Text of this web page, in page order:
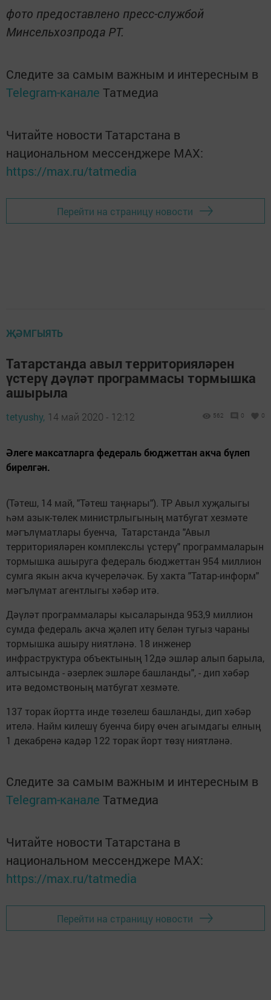
фото предоставлено пресс-службой
Минсельхозпрода РТ.
Следите за самым важным и интересным в
Telegram-канале Татмедиа
Читайте новости Татарстана в
национальном мессенджере MАХ:
https://max.ru/tatmedia
Перейти на страницу новости
ҖӘМГЫЯТЬ
Татарстанда авыл территорияләрен
үстерү дәүләт программасы тормышка
ашырыла
tetyushy, 14 май 2020 - 12:12 562 0 0
Әлеге максатларга федераль бюджеттан акча бүлеп
бирелгән.
(Тәтеш, 14 май, "Тәтеш таңнары"). ТР Авыл хуҗалыгы
һәм азык-төлек министрлыгының матбугат хезмәте
мәгълүматлары буенча, Татарстанда "Авыл
территорияләрен комплекслы үстерү" программаларын
тормышка ашыруга федераль бюджеттан 954 миллион
сумга якын акча күчереләчәк. Бу хакта "Татар-информ"
мәгълүмат агентлыгы хәбәр итә.
Дәүләт программалары кысаларында 953,9 миллион
сумда федераль акча җәлеп итү белән тугыз чараны
тормышка ашыру ниятләнә. 18 инженер
инфраструктура объектының 12дә эшләр алып барыла,
алтысында - әзерлек эшләре башланды", - дип хәбәр
итә ведомствоның матбугат хезмәте.
137 торак йортта инде төзелеш башланды, дип хәбәр
ителә. Найм килешү буенча бирү өчен агымдагы елның
1 декабренә кадәр 122 торак йорт төзү ниятләнә.
Следите за самым важным и интересным в
Telegram-канале Татмедиа
Читайте новости Татарстана в
национальном мессенджере MАХ:
https://max.ru/tatmedia
Перейти на страницу новости